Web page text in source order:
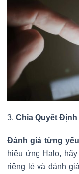
3. Chia Quyết
Đánh giá từng
hiệu ứng Halo,
riêng lẻ và đánh